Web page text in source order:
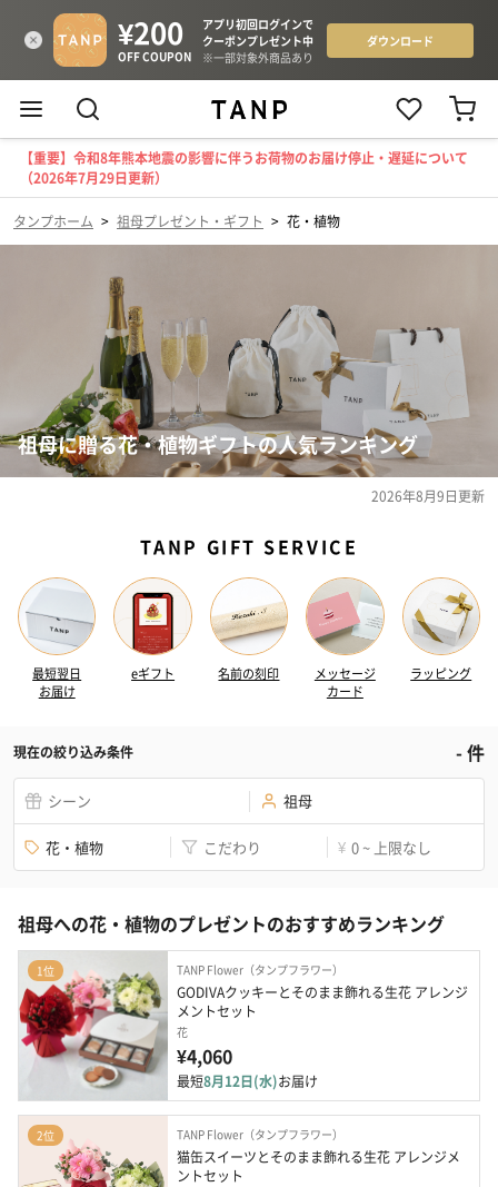
【重要】令和8年熊本地震の影響に伴うお荷物のお届け停止・遅延について
（2026年7月29日更新）
タンプホーム > 祖母プレゼント・ギフト > 花・植物
祖母に贈る花・植物ギフトの人気ランキング
2026年8月9日更新
TANP GIFT SERVICE
最短翌日
お届け
eギフト 名前の刻印
メッセージ
カード
ラッピング
現在の絞り込み条件 -件
シーン 祖母
花・植物 こだわり ¥ 0 ~ 上限なし
祖母への花・植物のプレゼントのおすすめランキング
1位 TANP Flower（タンプフラワー）
GODIVAクッキーとそのまま飾れる生花 アレンジ
メントセット
花
¥4,060
最短8月12日(水)お届け
2位 TANP Flower（タンプフラワー）
猫缶スイーツとそのまま飾れる生花 アレンジメ
ントセット